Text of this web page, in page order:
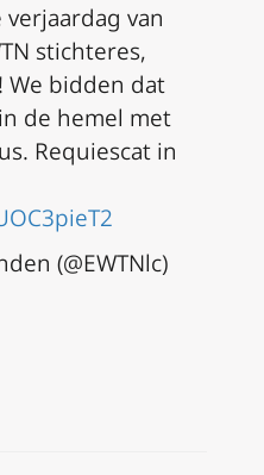
van
stichteres,
We bidden dat
de hemel met
Requiescat in
(@EWTNlc)